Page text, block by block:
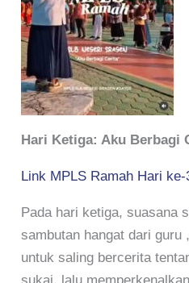
Hari Ketiga: Aku Berbagi
Link MPLS Ramah Hari ke-
Pada hari ketiga, suasana
sambutan hangat dari guru
untuk saling bercerita